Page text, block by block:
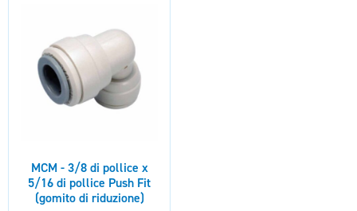
MCM - 3/8 di pollice x
5/16 di pollice Push Fit
(gomito di riduzione)